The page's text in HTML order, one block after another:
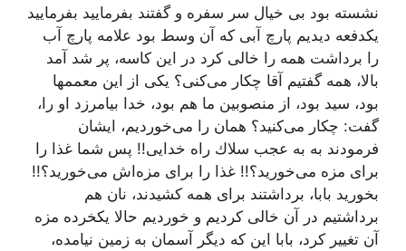
نشسته بود بی خیال سر سفره و گفتند بفرمایید بفرمایید
یكدفعه دیدیم پارچ آبی كه آن وسط بود علامه پارچ آب
را برداشت همه را خالی كرد در این كاسه، پر شد آمد
بالا، همه گفتیم آقا چكار می‌كنی؟ یكی از این معممها
بود، سید بود، از منصوبین ما هم بود، خدا بیامرزد او را،
گفت: چكار می‌كنید؟ همان را می‌خوردیم، ایشان
فرمودند به به عجب سلاك راه خدایی!! پس شما غذا را
برای مزه می‌خورید؟!! غذا را برای مزه‌اش می‌خورید؟!!
بخورید بابا، برداشتند برای همه كشیدند، نان هم
برداشتیم در آن خالی كردیم و خوردیم حالا یكخرده مزه
آن تغییر كرد، بابا این كه دیگر آسمان به زمین نیامده،